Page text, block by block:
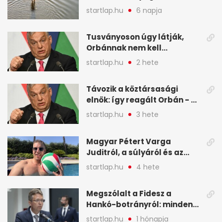
kiszáradó Dunába
Budapesten - A hét
képekben
startlap.hu 6 napja
Tusványoson úgy látják,
Orbánnak nem kell
változtatnia - A hét
legfontosabb hírei
startlap.hu 2 hete
Távozik a köztársasági
elnök: így reagált Orbán - A
hét legfontosabb hírei
képekben
startlap.hu 3 hete
Magyar Pétert Varga
Juditról, a súlyáról és az
alvásidejéről is faggatták a
Redditen, sok kérdésre sírva
A hét legfontosabb hírei
képekben
startlap.hu 4 hete
Megszólalt a Fidesz a
Hankó-botrányról: minden
forint jó helyre ment - A hét
startlap.hu 1 hónapja